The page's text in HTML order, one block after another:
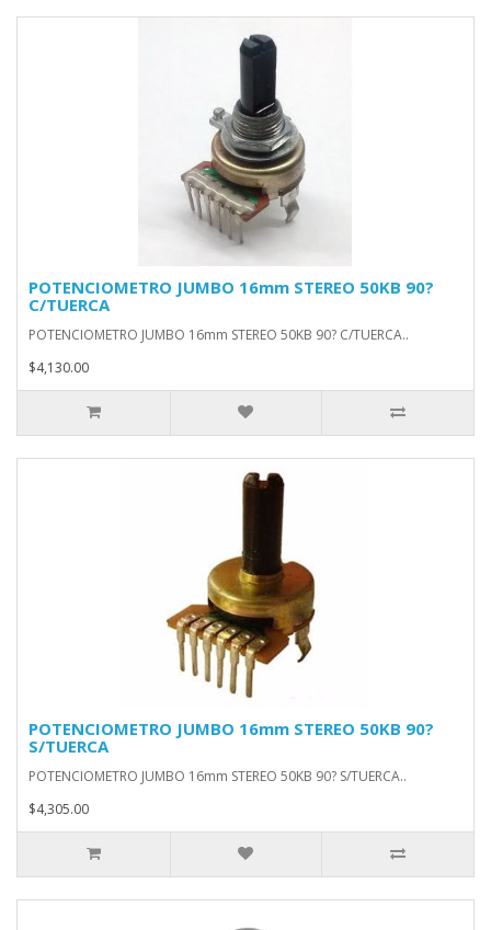
POTENCIOMETRO JUMBO 16mm STEREO 50KB 90?
C/TUERCA
POTENCIOMETRO JUMBO 16mm STEREO 50KB 90? C/TUERCA..
$4,130.00
POTENCIOMETRO JUMBO 16mm STEREO 50KB 90?
S/TUERCA
POTENCIOMETRO JUMBO 16mm STEREO 50KB 90? S/TUERCA..
$4,305.00